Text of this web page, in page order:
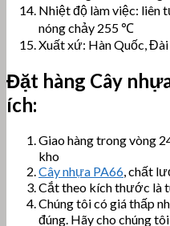
Nhiệt độ làm việc: liên
nóng chảy 255 ℃
Xuất xứ: Hàn Quốc, Đài
Đặt hàng Cây
ích:
Giao hàng trong vòng
kho
Cây nhựa PA66, chất
Cắt theo kích thước là
Chúng tôi có giá thấp
đúng. Hãy cho chúng